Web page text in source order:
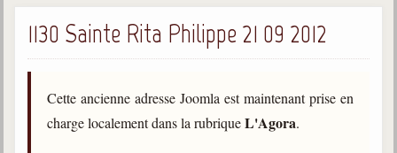
Bibliothèque spirite
Documents
Bulletins "Le Spiritisme"
1130 Sainte Rita Philippe 21 09 2012
Cette ancienne adresse Joomla est maintenant prise en
charge localement dans la rubriqueL'Agora.